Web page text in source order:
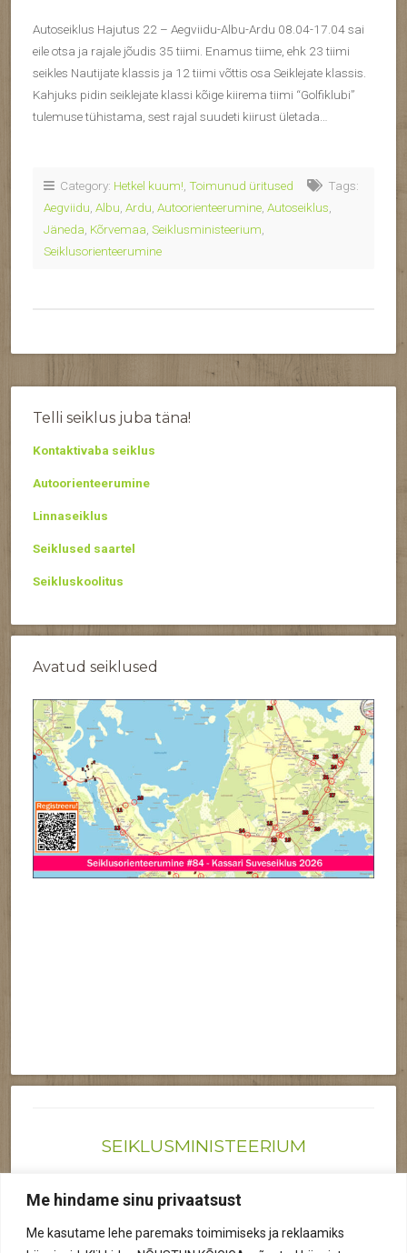
Me hindame sinu privaatsust
Me kasutame lehe paremaks toimimiseks ja reklaamiks
Autoseiklus Hajutus 22 – Aegviidu-Albu-Ardu 08.04-17.04 sai
eile otsa ja rajale jõudis 35 tiimi. Enamus tiime, ehk 23 tiimi
seikles Nautijate klassis ja 12 tiimi võttis osa Seiklejate klassis.
Kahjuks pidin seiklejate klassi kõige kiirema tiimi “Golfiklubi”
tulemuse tühistama, sest rajal suudeti kiirust ületada…
Category: Hetkel kuum! Toimunud üritused
Tags:
Aegviidu Albu Ardu Autoorienteerumine Autoseiklus
Jäneda Kõrvemaa Seiklusministeerium
Seiklusorienteerumine
Telli seiklus juba täna!
Kontaktivaba seiklus
Autoorienteerumine
Linnaseiklus
Seiklused saartel
Seikluskoolitus
Avatud seiklused
SEIKLUSMINISTEERIUM
Reg nr: 12041719
Privaatsuspoliitika